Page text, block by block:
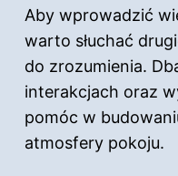
Aby wprowadzić
warto słuchać
do zrozumienia.
interakcjach oraz
pomóc w
atmosfery pokoju.